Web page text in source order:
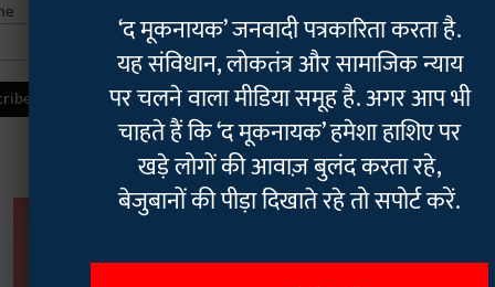
‘द मूकनायक’ जनवादी पत्रकारिता करता है.
यह संविधान, लोकतंत्र और सामाजिक न्याय
पर चलने वाला मीडिया समूह है. अगर आप भी
चाहते हैं कि ‘द मूकनायक’ हमेशा हाशिए पर
खड़े लोगों की आवाज़ बुलंद करता रहे,
बेजुबानों की पीड़ा दिखाते रहे तो सपोर्ट करें.